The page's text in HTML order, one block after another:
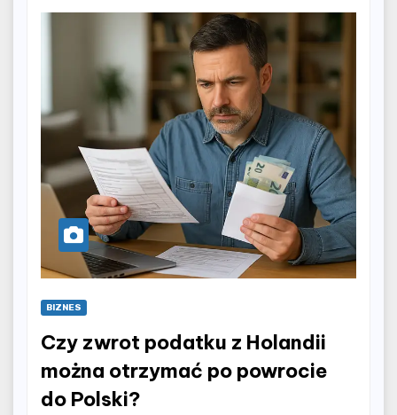
BIZNES
Czy zwrot podatku z Holandii
można otrzymać po powrocie
do Polski?